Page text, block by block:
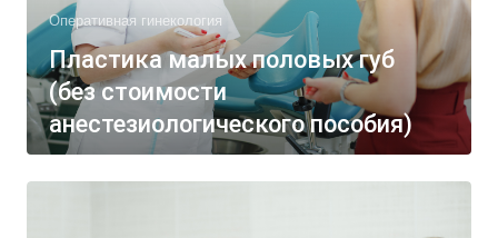
Оперативная гинекология
Пластика малых половых губ
(без стоимости
анестезиологического пособия)